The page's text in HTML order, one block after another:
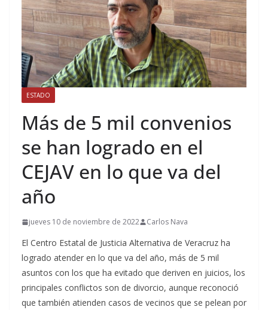
ESTADO
Más de 5 mil convenios
se han logrado en el
CEJAV en lo que va del
año
jueves 10 de noviembre de 2022 Carlos Nava
El Centro Estatal de Justicia Alternativa de Veracruz ha
logrado atender en lo que va del año, más de 5 mil
asuntos con los que ha evitado que deriven en juicios, los
principales conflictos son de divorcio, aunque reconoció
que también atienden casos de vecinos que se pelean por